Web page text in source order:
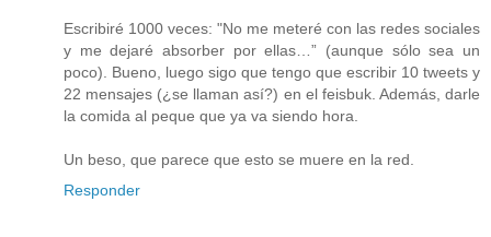
Escribiré 1000 veces: "No me meteré con las redes sociales
y me dejaré absorber por ellas…” (aunque sólo sea un
poco). Bueno, luego sigo que tengo que escribir 10 tweets y
22 mensajes (¿se llaman así?) en el feisbuk. Además, darle
la comida al peque que ya va siendo hora.
Un beso, que parece que esto se muere en la red.
Responder